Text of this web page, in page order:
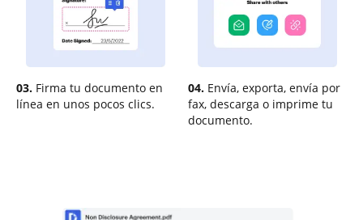
03. Firma tu documento en
línea en unos pocos clics.
04. Envía, exporta, envía por
fax, descarga o imprime tu
documento.